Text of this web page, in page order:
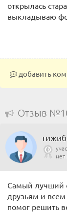
открылась
выкладываю
добавить
Отзыв
Самый лучший
друзьям и
помог решить